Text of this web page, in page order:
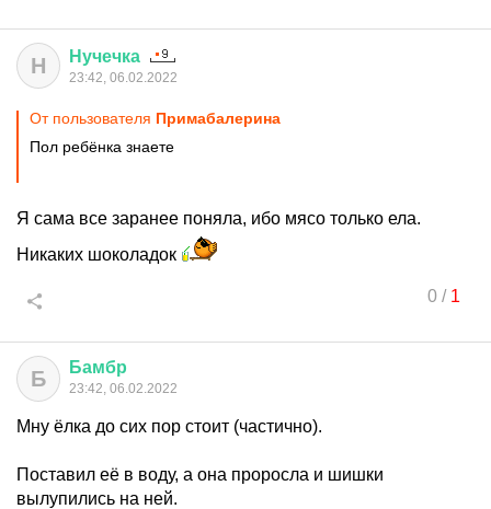
Н Нучечка
23:42, 06.02.2022
От пользователя Примaбaлерина
Пол ребёнка знаете
Я сама все заранее поняла, ибо мясо только ела.
Никаких шоколадок
0/ 1
Б Бамбр
23:42, 06.02.2022
Мну ёлка до сих пор стоит (частично).
Поставил её в воду, а она проросла и шишки
вылупились на ней.